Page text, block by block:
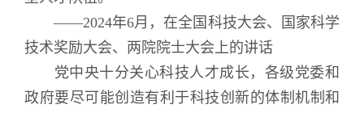
——2024年6月，在全国科技大会、国家科学
技术奖励大会、两院院士大会上的讲话
党中央十分关心科技人才成长，各级党委和
政府要尽可能创造有利于科技创新的体制机制和